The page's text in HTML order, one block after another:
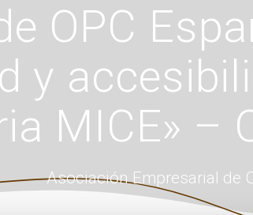
OPC
y
MICE» –
Asociación Empresarial de